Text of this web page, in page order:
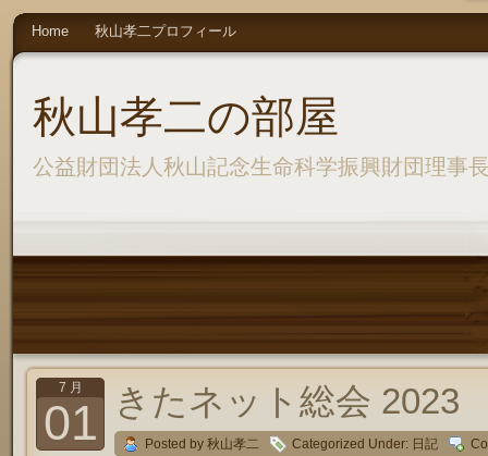
秋山孝二の部屋
公益財団法人秋山記念生命科学振興財団理事
Home 秋山孝二プロフィール
7 月
01 きたネット総会 2023
Posted by 秋山孝二 Categorized Under: 日記